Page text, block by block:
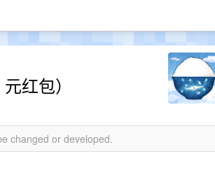
红包）
changed or developed.